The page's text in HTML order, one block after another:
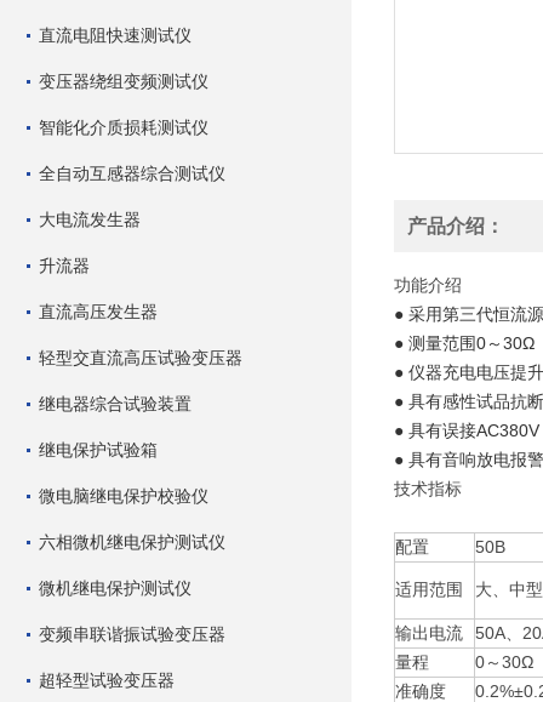
直流电阻快速测试仪
变压器绕组变频测试仪
智能化介质损耗测试仪
全自动互感器综合测试仪
大电流发生器
升流器
直流高压发生器
轻型交直流高压试验变压器
继电器综合试验装置
继电保护试验箱
微电脑继电保护校验仪
六相微机继电保护测试仪
微机继电保护测试仪
变频串联谐振试验变压器
超轻型试验变压器
产品介绍：
功能介绍
● 采用第三代恒流
● 测量范围0～30Ω
● 仪器充电电压提
● 具有感性试品抗
● 具有误接
● 具有音响放电报
技术指标
配置 50B
适用范围 大、中
输出电流
50A、
量程
0～30Ω
准确度